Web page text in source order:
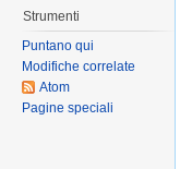
Strumenti
Puntano qui
Modifiche correlate
Atom
Pagine speciali